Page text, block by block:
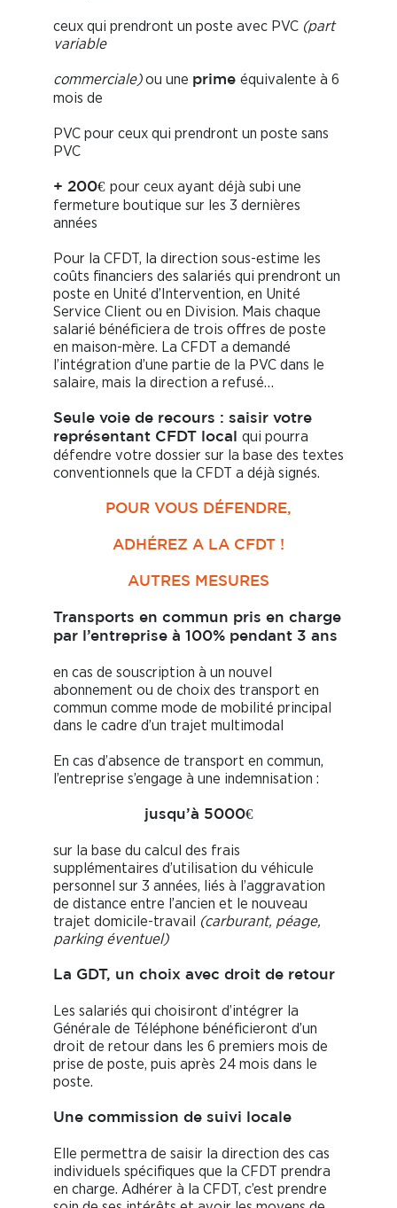
ceux qui prendront un poste avec PVC (part
variable
commerciale)ou une prime équivalente à 6
mois de
PVC pour ceux qui prendront un poste sans
PVC
+ 200€ pour ceux ayant déjà subi une
fermeture boutique sur les 3 dernières
années
Pour la CFDT, la direction sous-estime les
coûts financiers des salariés qui prendront un
poste en Unité d’Intervention, en Unité
Service Client ou en Division. Mais chaque
salarié bénéficiera de trois offres de poste
en maison-mère. La CFDT a demandé
l’intégration d’une partie de la PVC dans le
salaire, mais la direction a refusé…
Seule voie de recours : saisir votre
représentant CFDT local qui pourra
défendre votre dossier sur la base des textes
conventionnels que la CFDT a déjà signés.
POUR VOUS DÉFENDRE,
ADHÉREZ A LA CFDT !
AUTRES MESURES
Transports en commun pris en charge
par l’entreprise à 100% pendant 3 ans
en cas de souscription à un nouvel
abonnement ou de choix des transport en
commun comme mode de mobilité principal
dans le cadre d’un trajet multimodal
En cas d’absence de transport en commun,
l’entreprise s’engage à une indemnisation :
jusqu’à 5000€
sur la base du calcul des frais
supplémentaires d’utilisation du véhicule
personnel sur 3 années, liés à l’aggravation
de distance entre l’ancien et le nouveau
trajet domicile-travail
(carburant, péage,
parking éventuel)
La GDT, un choix avec droit de retour
Les salariés qui choisiront d’intégrer la
Générale de Téléphone bénéficieront d’un
droit de retour dans les 6 premiers mois de
prise de poste, puis après 24 mois dans le
poste.
Une commission de suivi locale
Elle permettra de saisir la direction des cas
individuels spécifiques que la CFDT prendra
en charge. Adhérer à la CFDT, c’est prendre